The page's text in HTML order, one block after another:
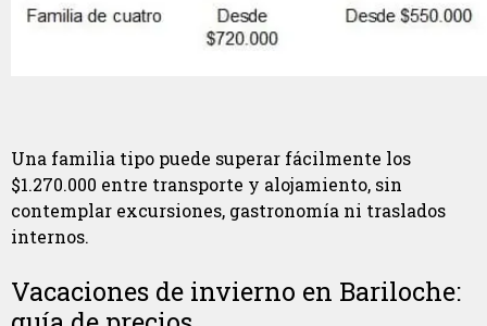
Una familia tipo puede superar fácilmente los
$1.270.000 entre transporte y alojamiento, sin
contemplar excursiones, gastronomía ni traslados
internos.
Vacaciones de invierno en Bariloche: